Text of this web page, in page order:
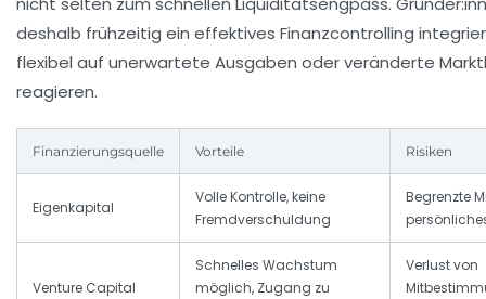
deshalb frühzeitig ein effektives Finanzcontrolling
flexibel auf unerwartete Ausgaben oder veränderte
reagieren.
Finanzierungsquelle Vorteile Risiken
Eigenkapital
Volle Kontrolle, keine
Fremdverschuldung
Begrenzte
Venture Capital
Schnelles Wachstum
möglich, Zugang zu
Verlust von